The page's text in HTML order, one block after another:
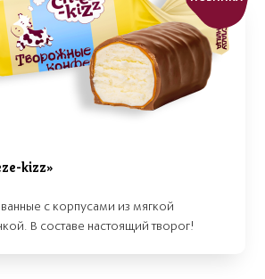
kizz»
с корпусами из мягкой
В составе настоящий творог!